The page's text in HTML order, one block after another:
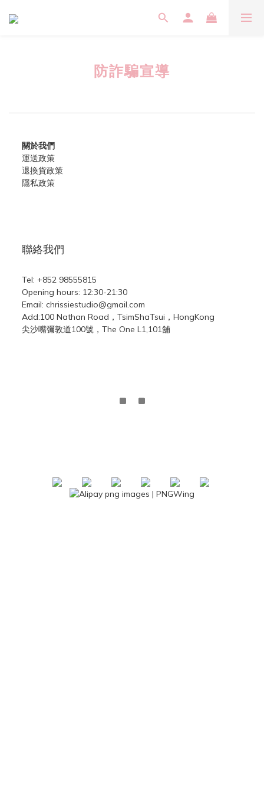
防詐騙宣導
關於我們
運送政策
退換貨政策
隱私政策
聯絡我們
Tel: +852 98555815
Opening hours: 12:30-21:30
Email: chrissiestudio@gmail.com
Add:100 Nathan Road，TsimShaTsui，HongKong
尖沙嘴彌敦道100號，The One L1,101舖